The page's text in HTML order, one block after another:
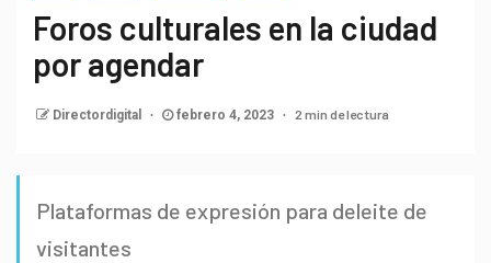
Foros culturales en la ciudad
por agendar
Directordigital febrero 4, 2023 2 min de lectura
Plataformas de expresión para deleite de
visitantes